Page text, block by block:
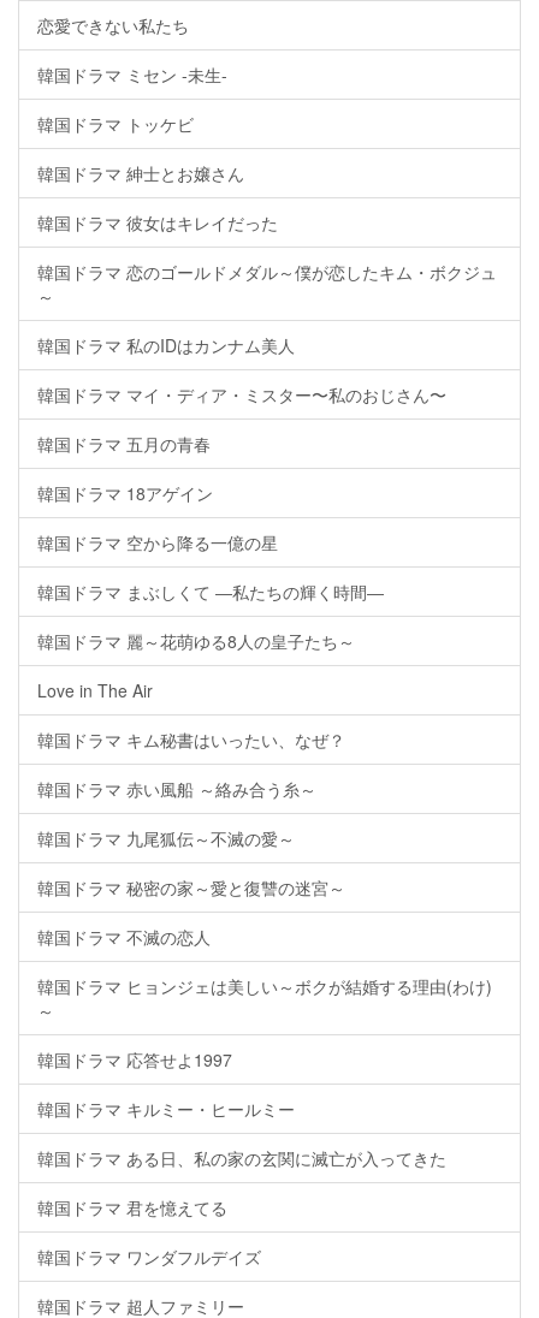
恋愛できない私たち
韓国ドラマ ミセン -未生-
韓国ドラマ トッケビ
韓国ドラマ 紳士とお嬢さん
韓国ドラマ 彼女はキレイだった
韓国ドラマ 恋のゴールドメダル～僕が恋したキム・ボクジュ
～
韓国ドラマ 私のIDはカンナム美人
韓国ドラマ マイ・ディア・ミスター〜私のおじさん〜
韓国ドラマ 五月の青春
韓国ドラマ 18アゲイン
韓国ドラマ 空から降る一億の星
韓国ドラマ まぶしくて ―私たちの輝く時間―
韓国ドラマ 麗～花萌ゆる8人の皇子たち～
Love in The Air
韓国ドラマ キム秘書はいったい、なぜ？
韓国ドラマ 赤い風船 ～絡み合う糸～
韓国ドラマ 九尾狐伝～不滅の愛～
韓国ドラマ 秘密の家～愛と復讐の迷宮～
韓国ドラマ 不滅の恋人
韓国ドラマ ヒョンジェは美しい～ボクが結婚する理由(わけ)
～
韓国ドラマ 応答せよ1997
韓国ドラマ キルミー・ヒールミー
韓国ドラマ ある日、私の家の玄関に滅亡が入ってきた
韓国ドラマ 君を憶えてる
韓国ドラマ ワンダフルデイズ
韓国ドラマ 超人ファミリー